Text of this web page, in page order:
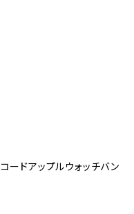
ードアップルウォッチバン